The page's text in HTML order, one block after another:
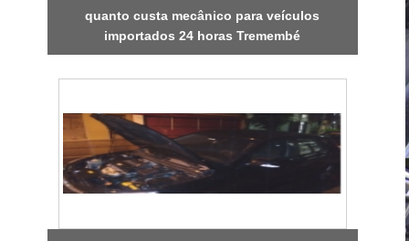
quanto custa mecânico para veículos
importados 24 horas Tremembé